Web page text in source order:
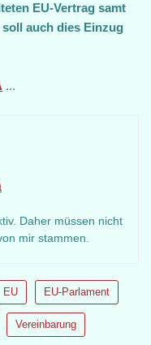
EU-Vertrag samt
auch dies Einzug
...
Daher müssen nicht
mir stammen.
EU EU-Parlament
Vereinbarung